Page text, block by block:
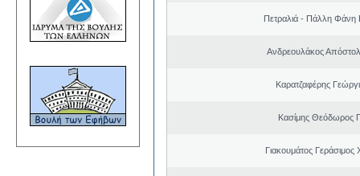
Πετραλιά - Πάλλη Φάνη
Ανδρεουλάκος
Καρατζαφέρης
Κασίμης Θεόδωρος
Γιακουμάτος